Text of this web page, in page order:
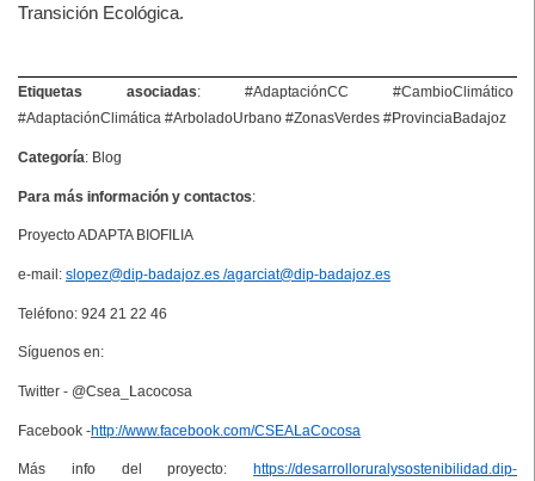
Transición Ecológica.
Etiquetas asociadas: #AdaptaciónCC #CambioClimático
#AdaptaciónClimática #ArboladoUrbano #ZonasVerdes #ProvinciaBadajoz
Categoría: Blog
Para más información y contactos:
Proyecto ADAPTA BIOFILIA
e-mail: slopez@dip-badajoz.es /agarciat@dip-badajoz.es
Teléfono: 924 21 22 46
Síguenos en:
Twitter - @Csea_Lacocosa
Facebook -http://www.facebook.com/CSEALaCocosa
Más info del proyecto:
https://desarrolloruralysostenibilidad.dip-